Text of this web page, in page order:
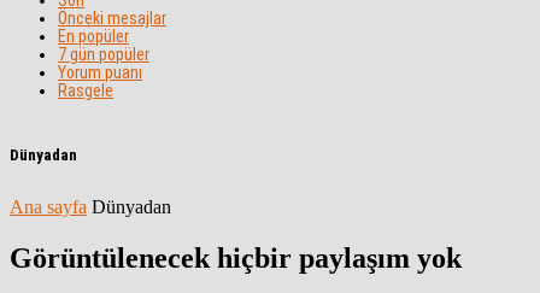
Önceki mesajlar
En popüler
7 gün popüler
Yorum puanı
Rasgele
Dünyadan
Ana sayfa Dünyadan
Görüntülenecek hiçbir paylaşım yok